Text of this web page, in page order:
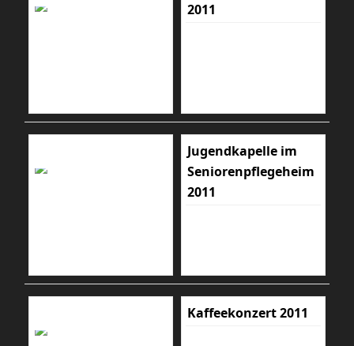
2011
Jugendkapelle im
Seniorenpflegeheim
2011
Kaffeekonzert 2011